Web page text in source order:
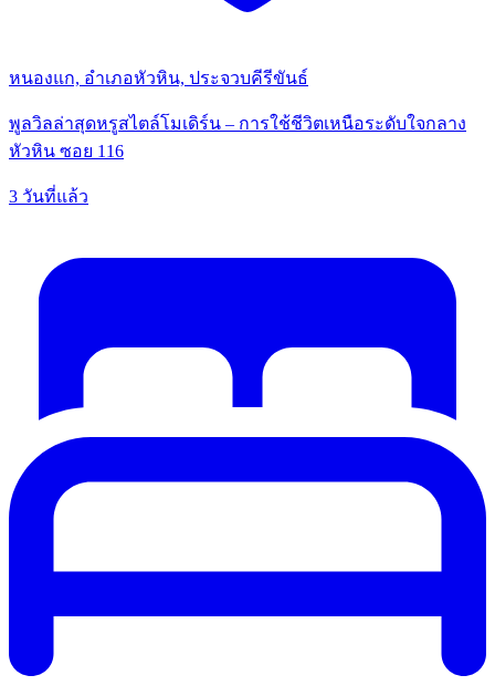
หนองแก, อำเภอหัวหิน, ประจวบคีรีขันธ์
พูลวิลล่าสุดหรูสไตล์โมเดิร์น – การใช้ชีวิตเหนือระดับใจกลาง
หัวหิน ซอย 116
3 วันที่แล้ว